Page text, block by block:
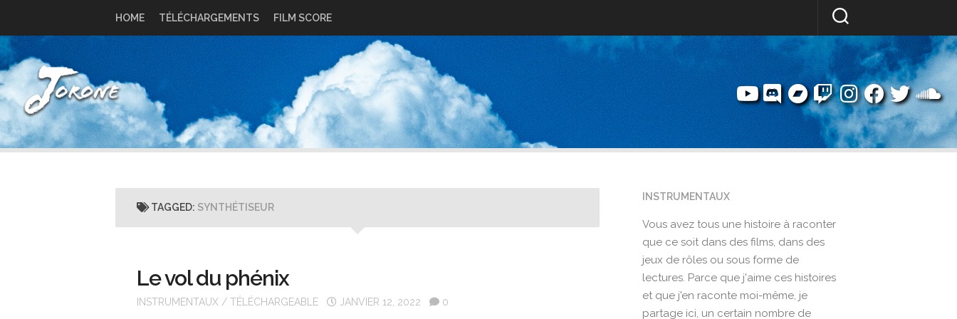
content
HOME TÉLÉCHARGEMENTS FILM SCORE
TAGGED: SYNTHÉTISEUR
Le vol du phénix
INSTRUMENTAUX / TÉLÉCHARGEABLE JANVIER 12, 2022 0
INSTRUMENTAUX
Vous avez tous une histoire à raconter
que ce soit dans des films, dans des
jeux de rôles ou sous forme de
lectures. Parce que j'aime ces histoires
et que j'en raconte moi-même, je
partage ici, un certain nombre de